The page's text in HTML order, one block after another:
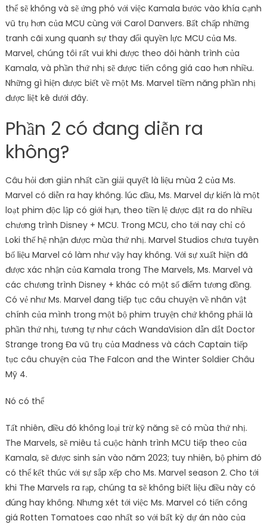
thể sẽ không và sẽ ứng phó với việc Kamala bước vào khía cạnh
vũ trụ hơn của MCU cùng với Carol Danvers. Bất chấp những
tranh cãi xung quanh sự thay đổi quyền lực MCU của Ms.
Marvel, chúng tôi rất vui khi được theo dõi hành trình của
Kamala, và phần thứ nhị sẽ được tiến công giá cao hơn nhiều.
Những gì hiện được biết về một Ms. Marvel tiềm năng phần nhị
được liệt kê dưới đây.
Phần 2 có đang diễn ra
không?
Câu hỏi đơn giản nhất cần giải quyết là liệu mùa 2 của Ms.
Marvel có diễn ra hay không. lúc đầu, Ms. Marvel dự kiến là một
loạt phim độc lập có giới hạn, theo tiền lệ được đặt ra do nhiều
chương trình Disney + MCU. Trong MCU, cho tới nay chỉ có
Loki thế hệ nhận được mùa thứ nhị. Marvel Studios chưa tuyên
bố liệu Marvel có làm như vậy hay không. Với sự xuất hiện đã
được xác nhận của Kamala trong The Marvels, Ms. Marvel và
các chương trình Disney + khác có một số điểm tương đồng.
Có vẻ như Ms. Marvel đang tiếp tục câu chuyện về nhân vật
chính của mình trong một bộ phim truyện chứ không phải là
phần thứ nhị, tương tự như cách WandaVision dẫn dắt Doctor
Strange trong Đa vũ trụ của Madness và cách Captain tiếp
tục câu chuyện của The Falcon and the Winter Soldier Châu
Mỹ 4.
Nó có thể
Tất nhiên, điều đó không loại trừ kỹ năng sẽ có mùa thứ nhị.
The Marvels, sẽ miêu tả cuộc hành trình MCU tiếp theo của
Kamala, sẽ được sinh sản vào năm 2023; tuy nhiên, bộ phim đó
có thể kết thúc với sự sắp xếp cho Ms. Marvel season 2. Cho tới
khi The Marvels ra rạp, chúng ta sẽ không biết liệu điều này có
đúng hay không. Nhưng xét tới việc Ms. Marvel có tiến công
giá Rotten Tomatoes cao nhất so với bất kỳ dự án nào của